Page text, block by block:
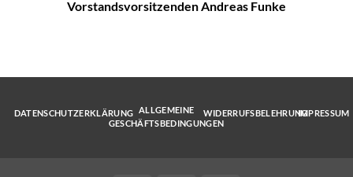
Vorstandsvorsitzenden Andreas Funke
DATENSCHUTZERKLÄRUNG ALLGEMEINE
GESCHÄFTSBEDINGUNGEN
WIDERRUFSBELEHRUNGIMPRESSUM